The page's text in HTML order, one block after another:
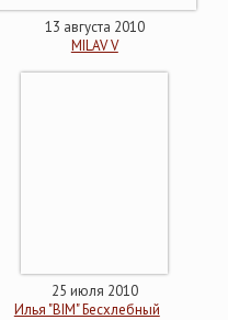
13 августа 2010
MILAV V
25 июля 2010
Илья "BIM" Бесхлебный